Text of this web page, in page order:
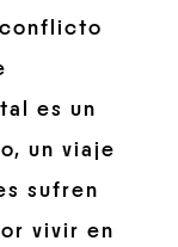
es un
un viaje
sufren
vivir en